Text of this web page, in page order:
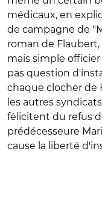
médicaux, en
de campagne de
roman de
mais simple
pas question
chaque clocher de
les autres
félicitent du refus
prédécesseure
cause la liberté